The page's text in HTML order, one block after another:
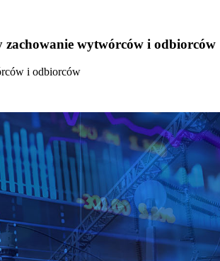
zachowanie wytwórców i odbiorców
i odbiorców